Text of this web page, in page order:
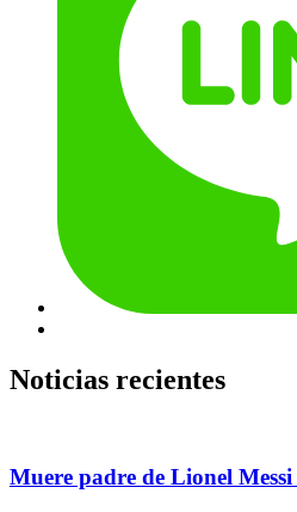
Noticias recientes
Muere padre de Lionel Messi